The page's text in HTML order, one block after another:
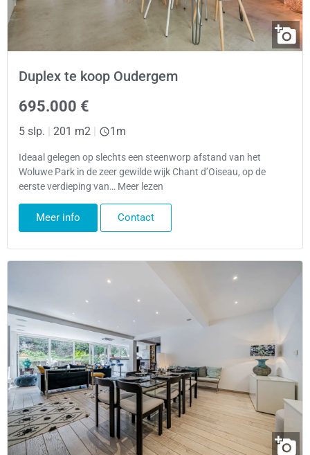
Duplex te koop Oudergem
695.000 €
5 slp. | 201 m2 | 1m
Ideaal gelegen op slechts een steenworp afstand van het
Woluwe Park in de zeer gewilde wijk Chant d’Oiseau, op de
eerste verdieping van… Meer lezen
Meer info Contact